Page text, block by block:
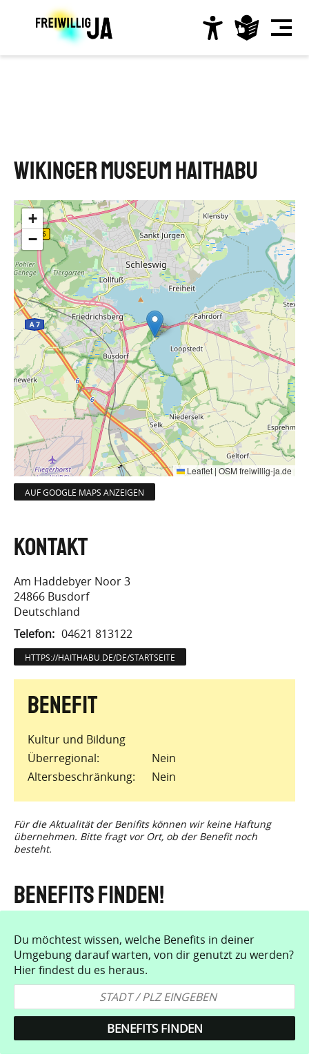
Wikinger Museum Haithabu
+
−
Leaflet | OSM freiwillig-ja.de
AUF GOOGLE MAPS ANZEIGEN
Am Haddebyer Noor 3
24866 Busdorf
Deutschland
Telefon
04621 813122
HTTPS://HAITHABU.DE/DE/STARTSEITE
Kultur und Bildung
Überregional
Nein
Altersbeschränkung
Nein
Für die Aktualität der Benifits können wir keine Haftung
übernehmen. Bitte fragt vor Ort, ob der Benefit noch
besteht.
Benefits finden!
Du möchtest wissen, welche Benefits in deiner
Umgebung darauf warten, von dir genutzt zu werden?
Hier findest du es heraus.